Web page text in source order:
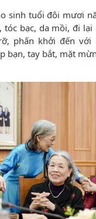
sinh tuổi đôi mươi
bạc, da mồi, đi lại
phấn khởi đến với
bạn, tay bắt, mặt